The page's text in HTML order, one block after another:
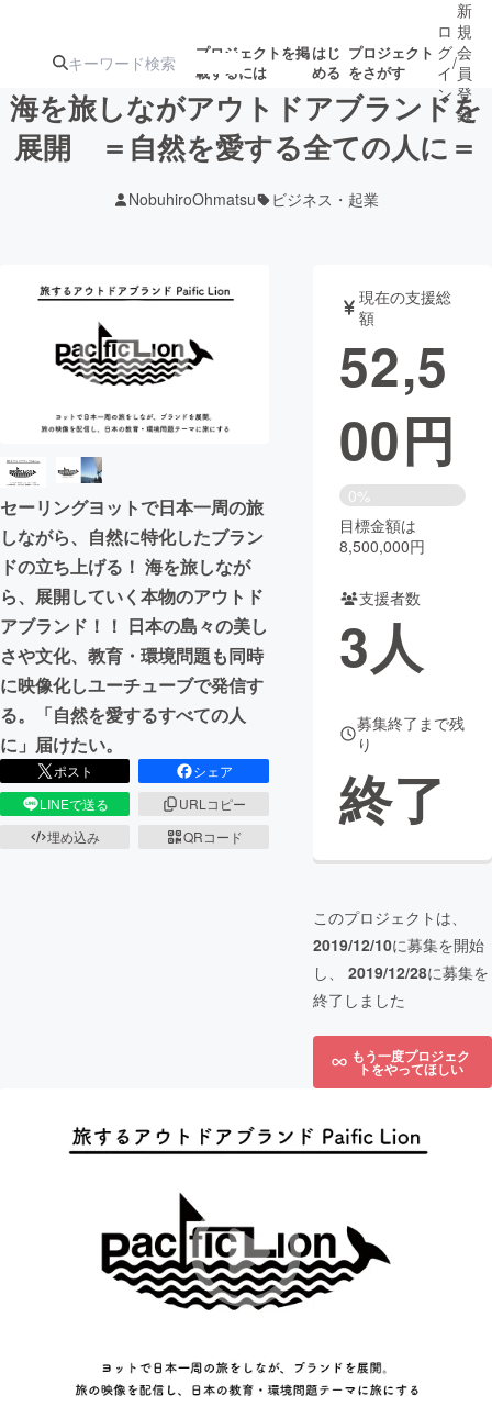
プロジェクトを掲
載するには
はじ
める
プロジェクト
をさがす
ターン
ジェクト
募集終了が近いプ
ロジェクト
アート・写真 音楽
テクノロジー・ガジェット ゲーム・
映像・映画 書籍・雑誌
チャレンジ
まちづくり・地域活性化
CAMPFIRE for Social Good
CAMPFIRE Creation
CAMPFIREふるさと納税machi-ya コミュニティ
ロ
グ
イ
ン
/
新
規
会
員
登
録
海を旅しながアウトドアブランドを
展開 ＝自然を愛する全ての人に＝
NobuhiroOhmatsu ビジネス・起業
セーリングヨットで日本一周の旅
しながら、自然に特化したブラン
ドの立ち上げる！ 海を旅しなが
ら、展開していく本物のアウトド
アブランド！！ 日本の島々の美し
さや文化、教育・環境問題も同時
に映像化しユーチューブで発信す
る。「自然を愛するすべての人
に」届けたい。
ポスト
シェア
LINEで送る
URLコピー
埋め込み
QRコード
現在の支援総
額
52,5
00円
0%
目標金額は
8,500,000円
支援者数
3人
募集終了まで残
り
終了
このプロジェクトは、
2019/12/10に募集を開始
し、 2019/12/28に募集を
終了しました
もう一度プロジェク
トをやってほしい